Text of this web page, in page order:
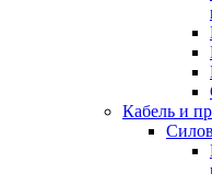
Кабель и